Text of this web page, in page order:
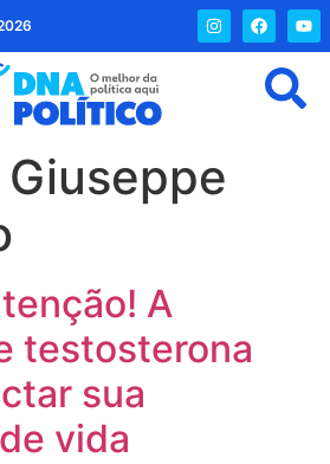
Giuseppe
A
testosterona
sua
vida